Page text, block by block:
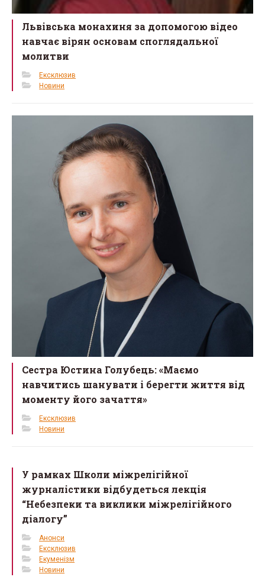
Львівська монахиня за допомогою відео
навчає вірян основам споглядальної
молитви
Ексклюзив
Новини
Сестра Юстина Голубець: «Маємо
навчитись шанувати і берегти життя від
моменту його зачаття»
Ексклюзив
Новини
У рамках Школи міжрелігійної
журналістики відбудеться лекція
“Небезпеки та виклики міжрелігійного
діалогу”
Анонси
Ексклюзив
Екуменізм
Новини